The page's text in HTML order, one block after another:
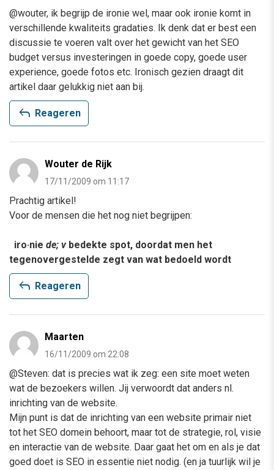
@wouter, ik begrijp de ironie wel, maar ook ironie komt in
verschillende kwaliteits gradaties. Ik denk dat er best een
discussie te voeren valt over het gewicht van het SEO
budget versus investeringen in goede copy, goede user
experience, goede fotos etc. Ironisch gezien draagt dit
artikel daar gelukkig niet aan bij.
reply Reageren
Wouter de Rijk
17/11/2009 om 11:17
Prachtig artikel!
Voor de mensen die het nog niet begrijpen:
iro·nie de; v bedekte spot, doordat men het
tegenovergestelde zegt van wat bedoeld wordt
reply Reageren
Maarten
16/11/2009 om 22:08
@Steven: dat is precies wat ik zeg: een site moet weten
wat de bezoekers willen. Jij verwoordt dat anders nl.
inrichting van de website.
Mijn punt is dat de inrichting van een website primair niet
tot het SEO domein behoort, maar tot de strategie, rol, visie
en interactie van de website. Daar gaat het om en als je dat
goed doet is SEO in essentie niet nodig. (en ja tuurlijk wil je